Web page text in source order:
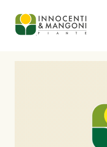
Skip to main content